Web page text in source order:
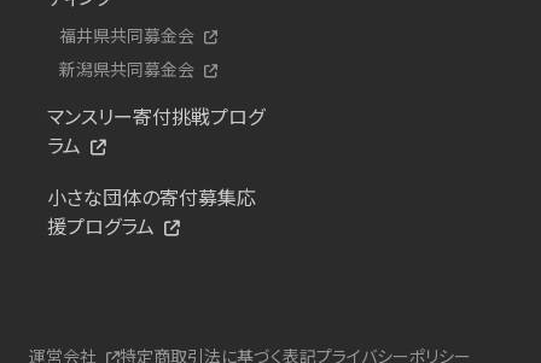
福井県共同募金会
新潟県共同募金会
マンスリー寄付挑戦プログ
ラム
小さな団体の寄付募集応
援プログラム
運営会社 特定商取引法に基づく表記プライバシーポリシー